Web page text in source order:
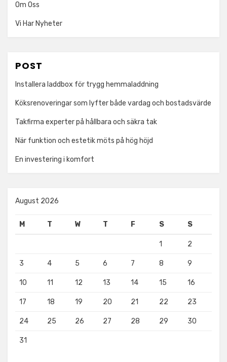
Om Oss
Vi Har Nyheter
POST
Installera laddbox för trygg hemmaladdning
Köksrenoveringar som lyfter både vardag och bostadsvärde
Takfirma experter på hållbara och säkra tak
När funktion och estetik möts på hög höjd
En investering i komfort
August 2026
M T W T F S S
1 2
3 4 5 6 7 8 9
10 11 12 13 14 15 16
17 18 19 20 21 22 23
24 25 26 27 28 29 30
31